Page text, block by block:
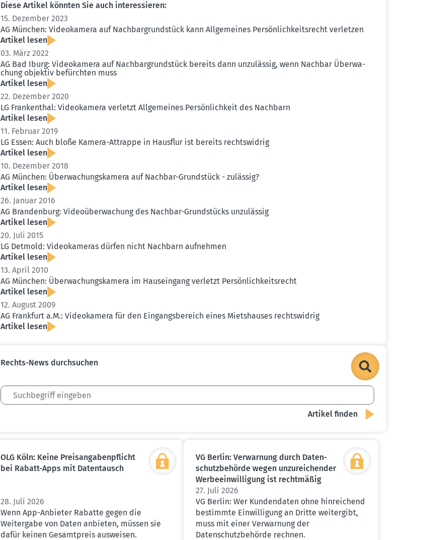
Diese Artikel könnten Sie auch inter­es­sieren:
15. Dezember 2023
AG München: Video­kamera auf Nachbar­grund­stück kann Allge­meines Persön­lich­keits­recht verletzen
Artikel lesen
03. März 2022
AG Bad Iburg: Video­kamera auf Nachbar­grund­stück bereits dann unzulässig, wenn Nachbar Überwa­
chung objektiv befürchten muss
Artikel lesen
22. Dezember 2020
LG Frankenthal: Video­kamera verletzt Allge­meines Persön­lichkeit des Nachbarn
Artikel lesen
11. Februar 2019
LG Essen: Auch bloße Kamera-Attrappe in Hausflur ist bereits rechts­widrig
Artikel lesen
10. Dezember 2018
AG München: Überwa­chungs­kamera auf Nachbar-Grund­stück - zulässig?
Artikel lesen
26. Januar 2016
AG Brandenburg: Video­über­wa­chung des Nachbar-Grund­stücks unzulässig
Artikel lesen
20. Juli 2015
LG Detmold: Video­ka­meras dürfen nicht Nachbarn aufnehmen
Artikel lesen
13. April 2010
AG München: Überwa­chungs­kamera im Hauseingang verletzt Persön­lich­keits­recht
Artikel lesen
12. August 2009
AG Frankfurt a.M.: Video­kamera für den Eingangs­be­reich eines Miets­hauses rechts­widrig
Artikel lesen
Rechts-News durch­suchen
OLG Köln: Keine Preis­an­ga­ben­pflicht
bei Rabatt-Apps mit Daten­tausch
28. Juli 2026
Wenn App-Anbieter Rabatte gegen die
Weitergabe von Daten anbieten, müssen sie
dafür keinen Gesamtpreis ausweisen.
VG Berlin: Verwarnung durch Daten­
schutz­be­hörde wegen unzurei­chender
Werbe­ein­wil­ligung ist recht­mäßig
27. Juli 2026
VG Berlin: Wer Kundendaten ohne hinreichend
bestimmte Einwilligung an Dritte weitergibt,
muss mit einer Verwarnung der
Datenschutzbehörde rechnen.